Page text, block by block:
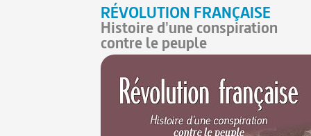
RÉVOLUTION FRANÇAISE
Histoire d'une conspiration
contre le peuple